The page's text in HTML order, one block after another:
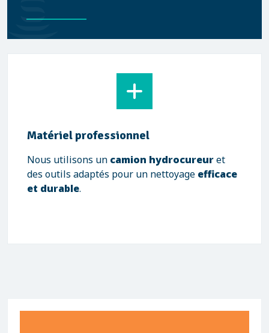
Matériel professionnel
Nous utilisons un camion hydrocureuret
des outils adaptés pour un nettoyage efficace
et durable.